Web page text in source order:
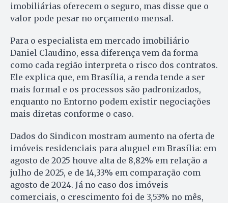
imobiliárias oferecem o seguro, mas disse que o
valor pode pesar no orçamento mensal.
Para o especialista em mercado imobiliário
Daniel Claudino, essa diferença vem da forma
como cada região interpreta o risco dos contratos.
Ele explica que, em Brasília, a renda tende a ser
mais formal e os processos são padronizados,
enquanto no Entorno podem existir negociações
mais diretas conforme o caso.
Dados do Sindicon mostram aumento na oferta de
imóveis residenciais para aluguel em Brasília: em
agosto de 2025 houve alta de 8,82% em relação a
julho de 2025, e de 14,33% em comparação com
agosto de 2024. Já no caso dos imóveis
comerciais, o crescimento foi de 3,53% no mês,